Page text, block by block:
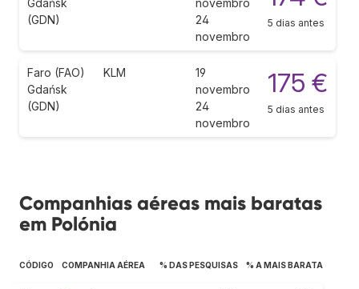
(GDN)
24
novembro
5 dias antes
Faro (FAO)
Gdańsk
(GDN)
KLM
19
novembro
24
novembro
175 €
5 dias antes
Companhias aéreas mais baratas
em Polónia
CÓDIGO COMPANHIA AÉREA % DAS PESQUISAS % A MAIS BARATA